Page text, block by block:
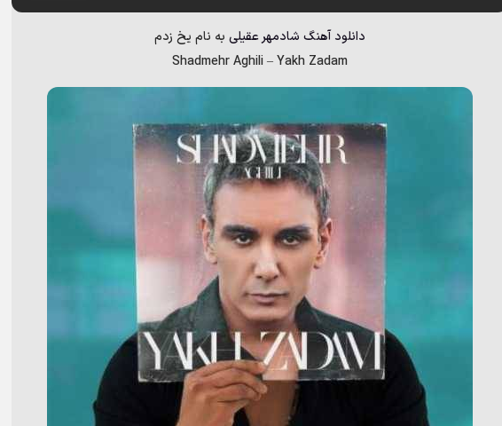
دانلود آهنگ شادمهر عقیلی به نام یخ زدم
Shadmehr Aghili–Yakh Zadam